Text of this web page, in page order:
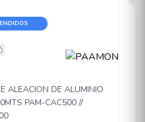
ALEACION DE ALUMINIO
PAM-CAC500 //